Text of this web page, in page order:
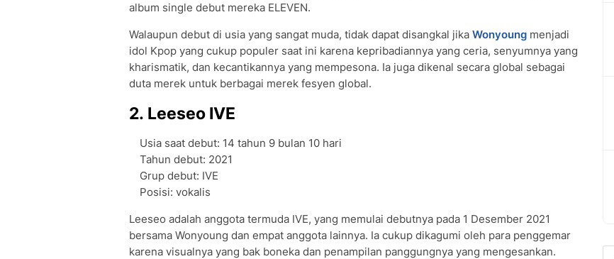
album single debut mereka ELEVEN.
Walaupun debut di usia yang sangat muda, tidak dapat disangkal jika Wonyoung menjadi
idol Kpop yang cukup populer saat ini karena kepribadiannya yang ceria, senyumnya yang
kharismatik, dan kecantikannya yang mempesona. Ia juga dikenal secara global sebagai
duta merek untuk berbagai merek fesyen global.
2. Leeseo IVE
Usia saat debut: 14 tahun 9 bulan 10 hari
Tahun debut: 2021
Grup debut: IVE
Posisi: vokalis
Leeseo adalah anggota termuda IVE, yang memulai debutnya pada 1 Desember 2021
bersama Wonyoung dan empat anggota lainnya. Ia cukup dikagumi oleh para penggemar
karena visualnya yang bak boneka dan penampilan panggungnya yang mengesankan.